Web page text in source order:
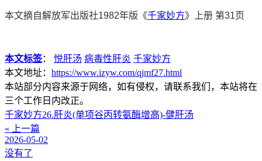
本文摘自解放军出版社1982年版《千家妙方》上册 第31页
本文标签： 悦肝汤 病毒性肝炎 千家妙方
本文地址： https://www.izyw.com/qjmf27.html
本站部分内容来源于网络，如有侵权，请联系我们，本站将在
三个工作日内改正。
千家妙方26.肝炎(单项谷丙转氨酶增高)-健肝汤
« 上一篇
2026-05-02
没有了